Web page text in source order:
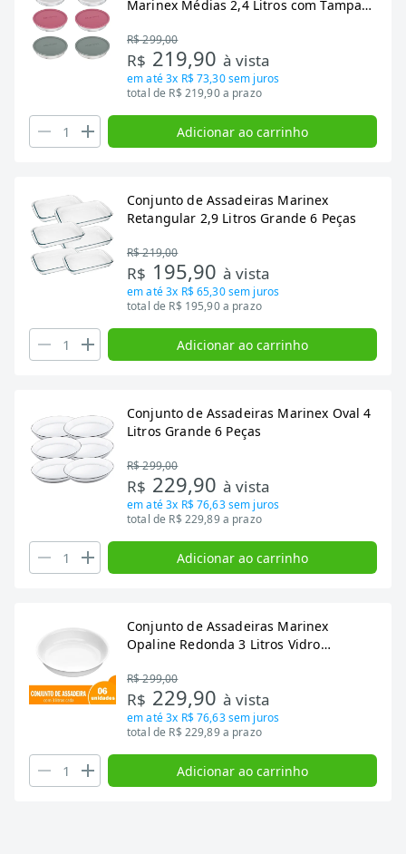
Marinex Médias 2,4 Litros com Tampa
R$ 299,00
R$ 219,90 à vista
em até3x R$ 73,30sem juros
total de R$ 219,90 a prazo
Adicionar ao carrinho
Conjunto de Assadeiras Marinex
Retangular 2,9 Litros Grande 6 Peças
R$ 219,00
R$ 195,90 à vista
em até3x R$ 65,30sem juros
total de R$ 195,90 a prazo
Adicionar ao carrinho
Conjunto de Assadeiras Marinex Oval 4
Litros Grande 6 Peças
R$ 299,00
R$ 229,90 à vista
em até3x R$ 76,63sem juros
total de R$ 229,89 a prazo
Adicionar ao carrinho
Conjunto de Assadeiras Marinex
Opaline Redonda 3 Litros Vidro
com 6 Unidades
R$ 299,00
R$ 229,90 à vista
em até3x R$ 76,63sem juros
total de R$ 229,89 a prazo
Adicionar ao carrinho